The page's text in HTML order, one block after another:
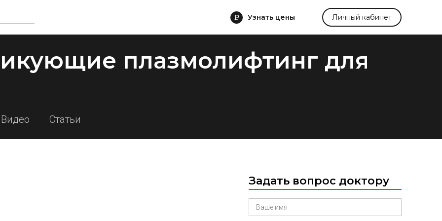
Узнать цены Личный кабинет
плазмолифтинг для
Видео Статьи
Задать вопрос доктору